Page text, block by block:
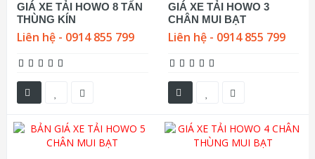
GIÁ XE TẢI HOWO 8 TẤN
THÙNG KÍN
Liên hệ - 0914 855 799
GIÁ XE TẢI HOWO 3
CHÂN MUI BẠT
Liên hệ - 0914 855 799